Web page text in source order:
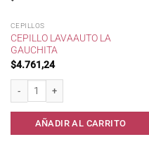
CEPILLOS
CEPILLO LAVAAUTO LA
GAUCHITA
$4.761,24
AÑADIR AL CARRITO